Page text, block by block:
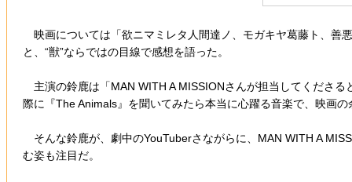
映画については「欲ニマミレタ人間達ノ、モガキヤ葛藤ト、善
と、“獣”ならではの目線で感想を語った。
主演の鈴鹿は「MAN WITH A MISSIONさんが担当してくださ
際に『The Animals』を聞いてみたら本当に心躍る音楽で、映画
そんな鈴鹿が、劇中のYouTuberさながらに、MAN WITH A
む姿も注目だ。